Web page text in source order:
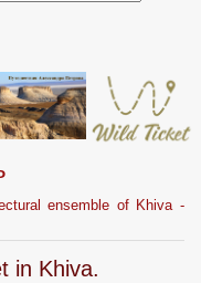
ensemble of Khiva -
in Khiva.